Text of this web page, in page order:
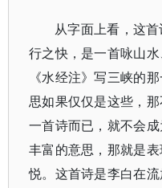
从字面上看，这
行之快，是一首咏山水
《水经注》写三峡的
思如果仅仅是这些，
一首诗而已，就不会
丰富的意思，那就是
悦。这首诗是李白在